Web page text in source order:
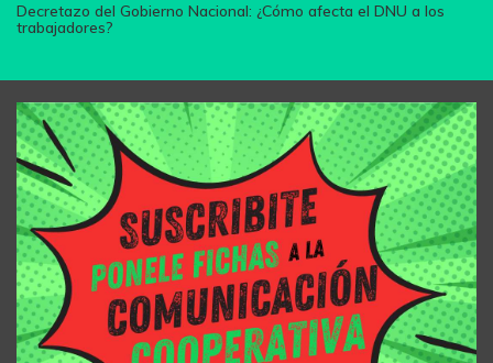
Decretazo del Gobierno Nacional: ¿Cómo afecta el DNU a los
trabajadores?